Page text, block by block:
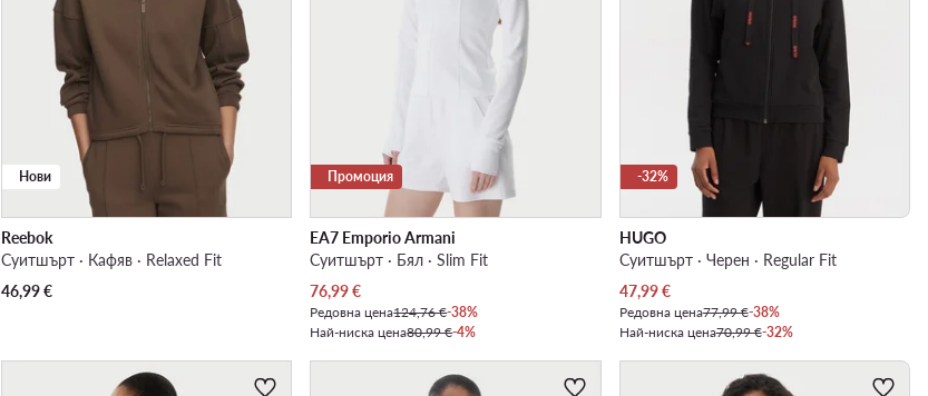
Нови
Reebok
Суитшърт · Кафяв · Relaxed Fit
46,99€
Промоция
EA7 Emporio Armani
Суитшърт · Бял · Slim Fit
Актуална цена
76,99€
Редовна цена124,76 €-38%
Най-ниска цена80,99 €-4%
-32%
HUGO
Суитшърт · Черен · Regular Fit
Актуална цена
47,99€
Редовна цена77,99 €-38%
Най-ниска цена70,99 €-32%